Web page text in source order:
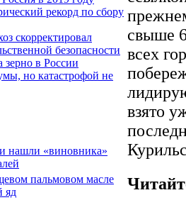
рекорд по сбору
скорректировал
безопасности
в России
но катастрофой не
нашли «виновника»
пальмовом масле
яд
свыше
всех
взято